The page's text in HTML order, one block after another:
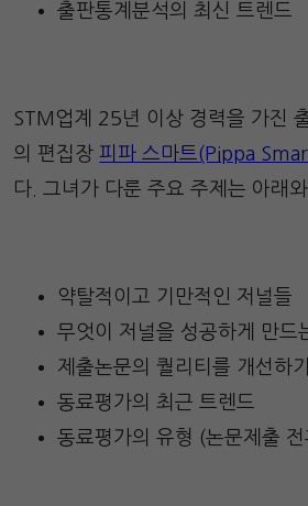
출판통계분석의 최신 트렌드
STM업계 25년 이상 경력을 가진
의 편집장피파 스마트(Pippa
다. 그녀가 다룬 주요 주제는 아래
약탈적이고 기만적인 저널들
무엇이 저널을 성공하게 만드
제출논문의 퀄리티를 개선하
동료평가의 최근 트렌드
동료평가의 유형 (논문제출 전